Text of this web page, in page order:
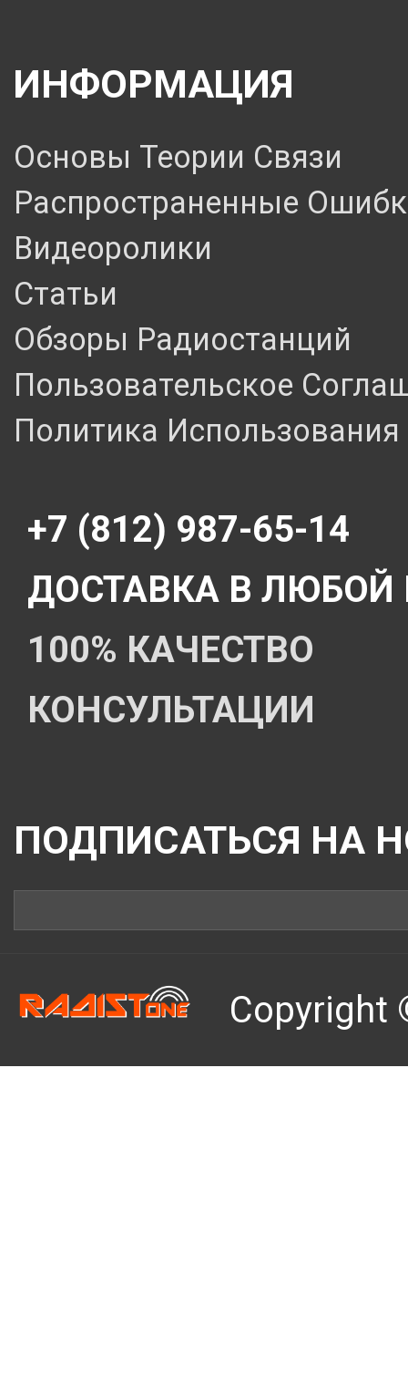
ИНФОРМАЦИЯ
Основы Теории Связи
Распространенные
Видеоролики
Статьи
Обзоры Радиостанций
Пользовательское
Политика
+7 (812) 987-65-14
ДОСТАВКА В ЛЮБОЙ
100% КАЧЕСТВО
КОНСУЛЬТАЦИИ
ПОДПИСАТЬСЯ НА
Copyright